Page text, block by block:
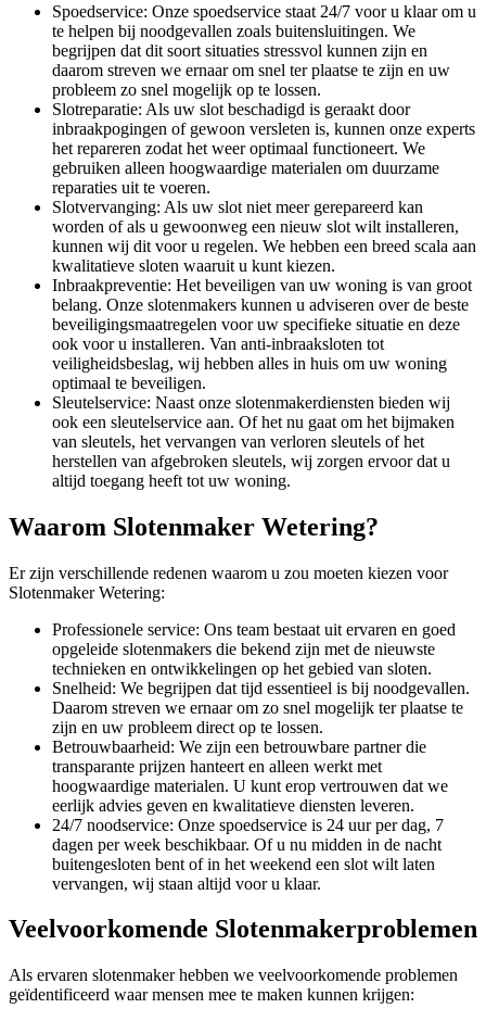
Spoedservice: Onze spoedservice staat 24/7 voor u klaar om u
te helpen bij noodgevallen zoals buitensluitingen. We
begrijpen dat dit soort situaties stressvol kunnen zijn en
daarom streven we ernaar om snel ter plaatse te zijn en uw
probleem zo snel mogelijk op te lossen.
Slotreparatie: Als uw slot beschadigd is geraakt door
inbraakpogingen of gewoon versleten is, kunnen onze experts
het repareren zodat het weer optimaal functioneert. We
gebruiken alleen hoogwaardige materialen om duurzame
reparaties uit te voeren.
Slotvervanging: Als uw slot niet meer gerepareerd kan
worden of als u gewoonweg een nieuw slot wilt installeren,
kunnen wij dit voor u regelen. We hebben een breed scala aan
kwalitatieve sloten waaruit u kunt kiezen.
Inbraakpreventie: Het beveiligen van uw woning is van groot
belang. Onze slotenmakers kunnen u adviseren over de beste
beveiligingsmaatregelen voor uw specifieke situatie en deze
ook voor u installeren. Van anti-inbraaksloten tot
veiligheidsbeslag, wij hebben alles in huis om uw woning
optimaal te beveiligen.
Sleutelservice: Naast onze slotenmakerdiensten bieden wij
ook een sleutelservice aan. Of het nu gaat om het bijmaken
van sleutels, het vervangen van verloren sleutels of het
herstellen van afgebroken sleutels, wij zorgen ervoor dat u
altijd toegang heeft tot uw woning.
Waarom Slotenmaker Wetering?
Er zijn verschillende redenen waarom u zou moeten kiezen voor
Slotenmaker Wetering:
Professionele service: Ons team bestaat uit ervaren en goed
opgeleide slotenmakers die bekend zijn met de nieuwste
technieken en ontwikkelingen op het gebied van sloten.
Snelheid: We begrijpen dat tijd essentieel is bij noodgevallen.
Daarom streven we ernaar om zo snel mogelijk ter plaatse te
zijn en uw probleem direct op te lossen.
Betrouwbaarheid: We zijn een betrouwbare partner die
transparante prijzen hanteert en alleen werkt met
hoogwaardige materialen. U kunt erop vertrouwen dat we
eerlijk advies geven en kwalitatieve diensten leveren.
24/7 noodservice: Onze spoedservice is 24 uur per dag, 7
dagen per week beschikbaar. Of u nu midden in de nacht
buitengesloten bent of in het weekend een slot wilt laten
vervangen, wij staan altijd voor u klaar.
Veelvoorkomende Slotenmakerproblemen
Als ervaren slotenmaker hebben we veelvoorkomende problemen
geïdentificeerd waar mensen mee te maken kunnen krijgen: